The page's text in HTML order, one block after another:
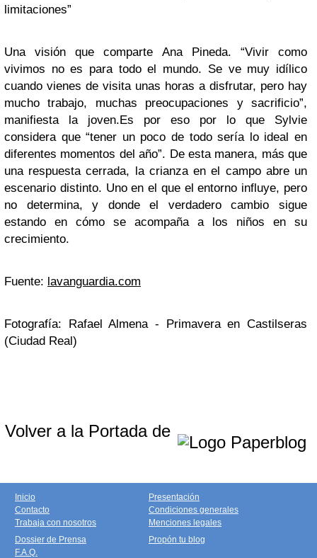
limitaciones”
Una visión que comparte Ana Pineda. “Vivir como
vivimos no es para todo el mundo. Se ve muy idílico
cuando vienes de visita unas horas a disfrutar, pero hay
mucho trabajo, muchas preocupaciones y sacrificio”,
manifiesta la joven.Es por eso por lo que Sylvie
considera que “tener un poco de todo sería lo ideal en
diferentes momentos del año”. De esta manera, más que
una respuesta cerrada, la crianza en el campo abre un
escenario distinto. Uno en el que el entorno influye, pero
no determina, y donde el verdadero cambio sigue
estando en cómo se acompaña a los niños en su
crecimiento.
Fuente: lavanguardia.com
Fotografía: Rafael Almena - Primavera en Castilseras
(Ciudad Real)
Volver a la Portada de
Inicio
Contacto
Trabaja con nosotros
Presentación
Condiciones generales
Menciones legales
Dossier de Prensa
F.A.Q.
Propón tu blog